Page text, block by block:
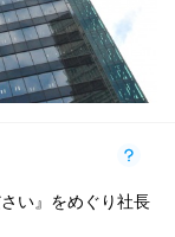
い』をめぐり社長